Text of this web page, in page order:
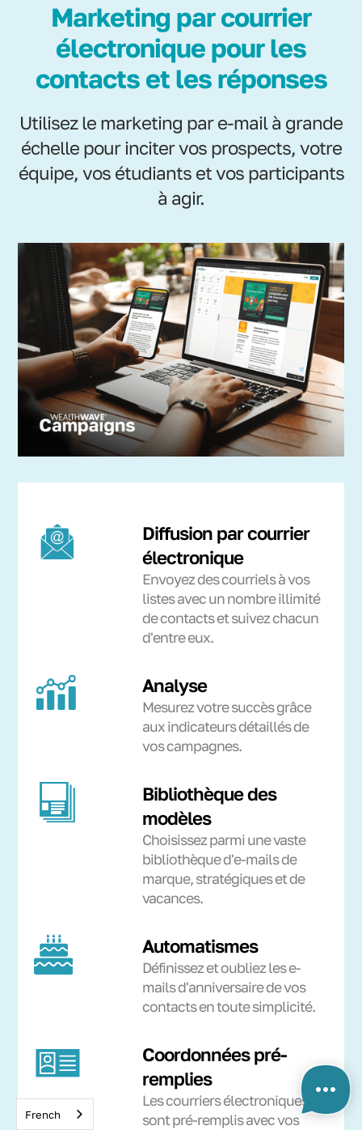
Marketing par courrier
électronique pour les
contacts et les réponses
Utilisez le marketing par e-mail à grande
échelle pour inciter vos prospects, votre
équipe, vos étudiants et vos participants
à agir.
Diffusion par courrier
électronique
Envoyez des courriels à vos
listes avec un nombre illimité
de contacts et suivez chacun
d'entre eux.
Analyse
Mesurez votre succès grâce
aux indicateurs détaillés de
vos campagnes.
Bibliothèque des
modèles
Choisissez parmi une vaste
bibliothèque d'e-mails de
marque, stratégiques et de
vacances.
Automatismes
Définissez et oubliez les e-
mails d'anniversaire de vos
contacts en toute simplicité.
Coordonnées pré-
remplies
Les courriers électroniques
sont pré-remplis avec vos
French